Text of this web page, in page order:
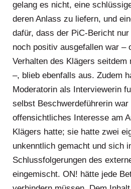
gelang es nicht, eine
deren Anlass zu liefern, und
dafür, dass der PiC-Bericht
noch positiv ausgefallen war –
Verhalten des Klägers seitdem
–, blieb ebenfalls aus. Zudem
Moderatorin als Interviewerin
selbst Beschwerdeführerin war
offensichtliches Interesse am
Klägers hatte; sie hatte zwei
unkenntlich gemacht und sich
Schlussfolgerungen des
eingemischt. ON! hätte jede